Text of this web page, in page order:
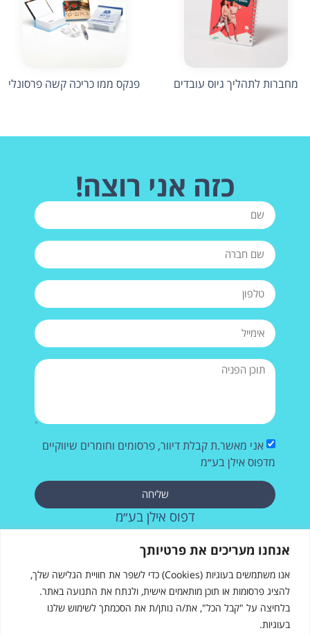
אנחנו מעריכים את פרטיותך
אנו משתמשים בעוגיות (Cookies) כדי לשפר את חוויית הגלישה שלך,
להציג פרסומות או תוכן מותאמים אישית, ולנתח את התנועה באתר.
בלחיצה על "קבל הכל", את/ה נותן/ת את הסכמתך לשימוש שלנו
בעוגיות.
מחברות לתהליך גיוס עובדים פנקס ממו כריכה קשה פרסונלי
כזה אני רוצה!
אני מאשר.ת קבלת דיוור, פרסומים וחומרים שיווקיים
מדפוס אילן בע״מ
שליחה
דפוס אילן בע״מ
רחוב העבודה 28, אשדוד
073-2572715
דפוס אילן